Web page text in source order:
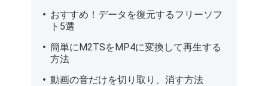
おすすめ！データを復元するフリーソフ
ト5選
簡単にM2TSをMP4に変換して再生する
方法
動画の音だけを切り取り、消す方法